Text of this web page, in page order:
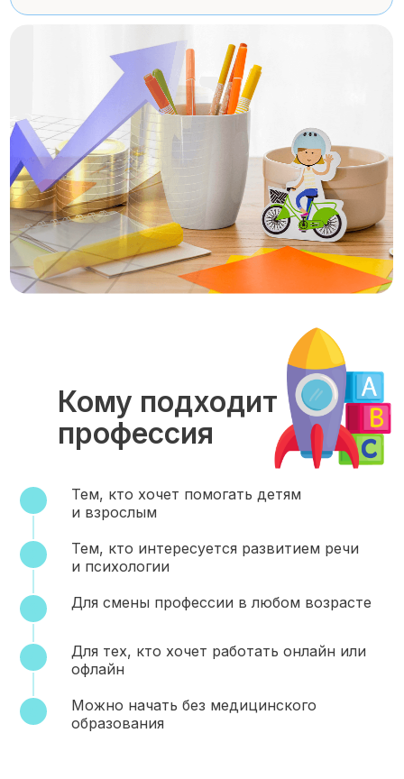
Кому подходит
профессия
Тем, кто хочет помогать детям
и взрослым
Тем, кто интересуется развитием речи
и психологии
Для смены профессии в любом возрасте
Для тех, кто хочет работать онлайн или
офлайн
Можно начать без медицинского
образования